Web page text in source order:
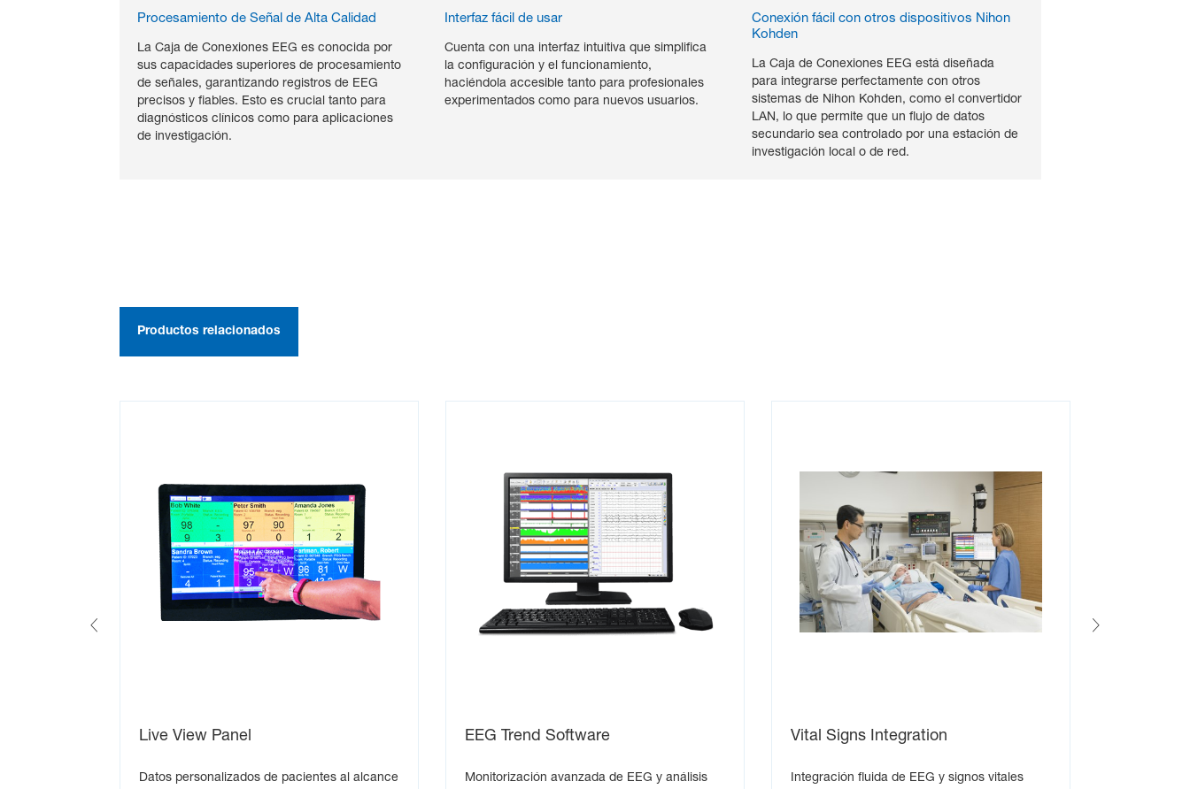
Procesamiento de Señal de Alta Calidad
La Caja de Conexiones EEG es conocida por
sus capacidades superiores de procesamiento
de señales, garantizando registros de EEG
precisos y fiables. Esto es crucial tanto para
diagnósticos clínicos como para aplicaciones
de investigación.
Interfaz fácil de usar
Cuenta con una interfaz intuitiva que simplifica
la configuración y el funcionamiento,
haciéndola accesible tanto para profesionales
experimentados como para nuevos usuarios.
Conexión fácil con otros dispositivos Nihon
Kohden
La Caja de Conexiones EEG está diseñada
para integrarse perfectamente con otros
sistemas de Nihon Kohden, como el convertidor
LAN, lo que permite que un flujo de datos
secundario sea controlado por una estación de
investigación local o de red.
Productos relacionados
Live View Panel
Datos personalizados de pacientes al alcance
EEG Trend Software
Monitorización avanzada de EEG y análisis
Vital Signs Integration
Integración fluida de EEG y signos vitales